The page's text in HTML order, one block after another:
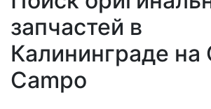
запчастей в
Калининграде на
Campo